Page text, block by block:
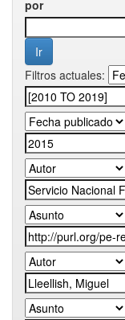
por
Filtros actuales: